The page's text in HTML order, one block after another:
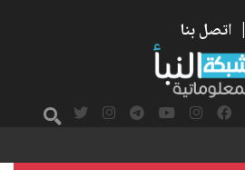
| اتصل بنا